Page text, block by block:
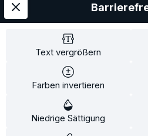
Service
Information
* Alle Preise inkl. gesetzl.
und ggf.
Text vergrößern
Farben invertieren
Niedrige Sättigung